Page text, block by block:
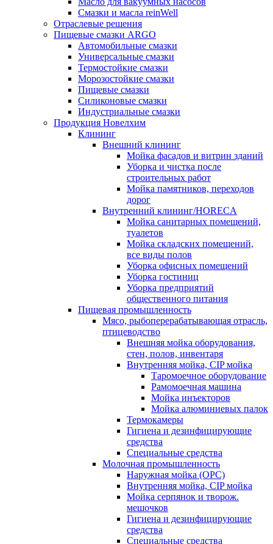
Смазки и масла reinWell
Отраслевые решения
Пищевые смазки ARGO
Автомобильные смазки
Универсальные смазки
Термостойкие смазки
Морозостойкие смазки
Пищевые смазки
Силиконовые смазки
Индустриальные смазки
Продукция Новелхим
Клининг
Внешний клининг
Мойка фасадов и витрин зданий
Уборка и чистка после
строительных работ
Мойка памятников, переходов
дорог
Внутренний клининг/HORECA
Мойка санитарных помещений,
туалетов
Мойка складских помещений,
все виды полов
Уборка офисных помещений
Уборка гостиниц
Уборка предприятий
общественного питания
Пищевая промышленность
Мясо, рыбоперерабатывающая отрасль,
птицеводство
Внешняя мойка оборудования,
стен, полов, инвентаря
Внутренняя мойка, CIP мойка
Таромоечное оборудование
Рамомоечная машина
Мойка инъекторов
Мойка алюминиевых палок
Термокамеры
Гигиена и дезинфицирующие
средства
Специальные средства
Молочная промышленность
Наружная мойка (ОРС)
Внутренняя мойка, CIP мойка
Мойка серпянок и творож.
мешочков
Гигиена и дезинфицирующие
средства
Специальные средства